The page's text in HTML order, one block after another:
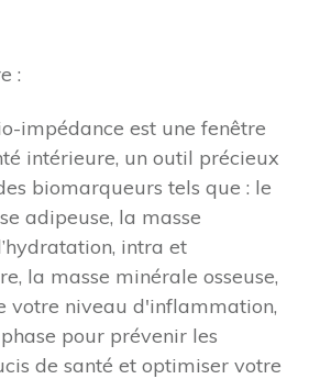
:
impédance est une fenêtre
intérieure, un outil précieux
biomarqueurs tels que : le
adipeuse, la masse
intra et
la masse minérale osseuse,
votre niveau d'inflammation,
pour prévenir les
de santé et optimiser votre